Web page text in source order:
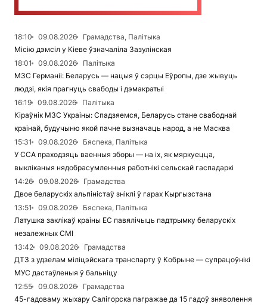
18:10 09.08.2026
Грамадства, Палітыка
Місію дэмсіл у Кіеве ўзначаліла Зазулінская
18:01
09.08.2026
Палітыка
МЗС Германіі: Беларусь — нацыя ў сэрцы Еўропы, дзе жывуць
людзі, якія прагнуць свабоды і дэмакратыі
16:19
09.08.2026
Палітыка
Кіраўнік МЗС Украіны: Спадзяемся, Беларусь стане свабоднай
краінай, будучыню якой пачне вызначаць народ, а не Масква
15:31
09.08.2026
Бяспека, Палітыка
У ССА праходзяць ваенныя зборы — на іх, як мяркуецца,
выкліканыя нядобрасумленныя работнікі сельскай гаспадаркі
14:26
09.08.2026
Грамадства
Двое беларускіх альпіністаў зніклі ў гарах Кыргызстана
13:51
09.08.2026
Бяспека, Палітыка
Латушка заклікаў краіны ЕС павялічыць падтрымку беларускіх
незалежных СМІ
13:42
09.08.2026
Грамадства
ДТЗ з удзелам міліцэйскага транспарту ў Кобрыне — супрацоўнікі
МУС дастаўленыя ў бальніцу
12:55
09.08.2026
Грамадства
45-гадоваму жыхару Салігорска пагражае да 15 гадоў зняволення